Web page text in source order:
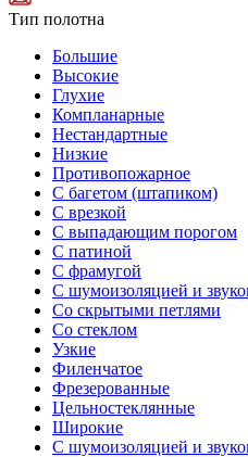
Тип полотна
Большие
Высокие
Глухие
Компланарные
Нестандартные
Низкие
Противопожарное
С багетом (штапиком)
С врезкой
С выпадающим порогом
С патиной
С фрамугой
С шумоизоляцией и
Со скрытыми петлями
Со стеклом
Узкие
Филенчатое
Фрезерованные
Цельностеклянные
Широкие
С шумоизоляцией и